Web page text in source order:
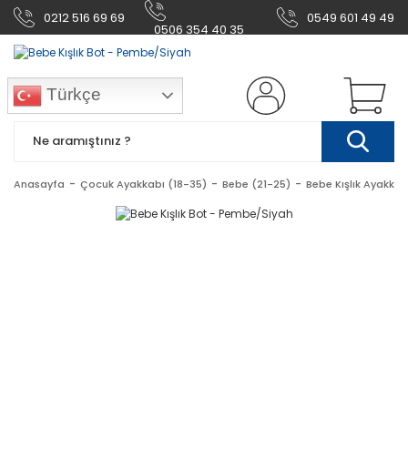
0212 516 69 69
0506 354 40 35
0549 601 49 49
Türkçe
Anasayfa Çocuk Ayakkabı (18-35) Bebe (21-25) Bebe Kışlık